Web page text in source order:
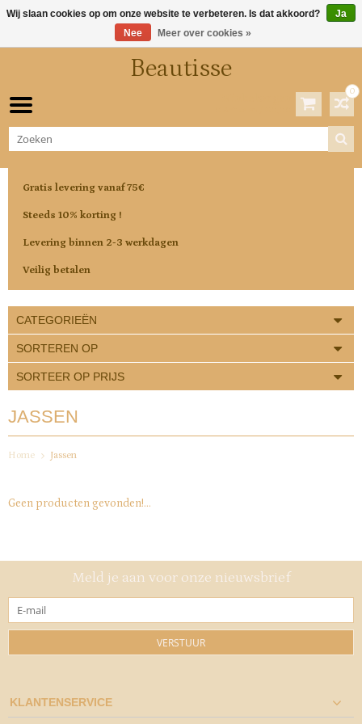
Beautisse
0
Gratis levering vanaf 75€
Steeds 10% korting !
Levering binnen 2-3 werkdagen
Veilig betalen
CATEGORIEËN
SORTEREN OP
SORTEER OP PRIJS
JASSEN
Home Jassen
Geen producten gevonden!...
Meld je aan voor onze nieuwsbrief
VERSTUUR
KLANTENSERVICE
Wij slaan cookies op om onze website te verbeteren. Is dat akkoord?
Ja
Nee
Meer over cookies »